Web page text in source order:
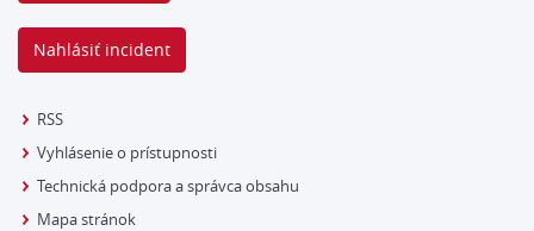
Nahlásiť incident
RSS
Vyhlásenie o prístupnosti
Technická podpora a správca obsahu
Mapa stránok